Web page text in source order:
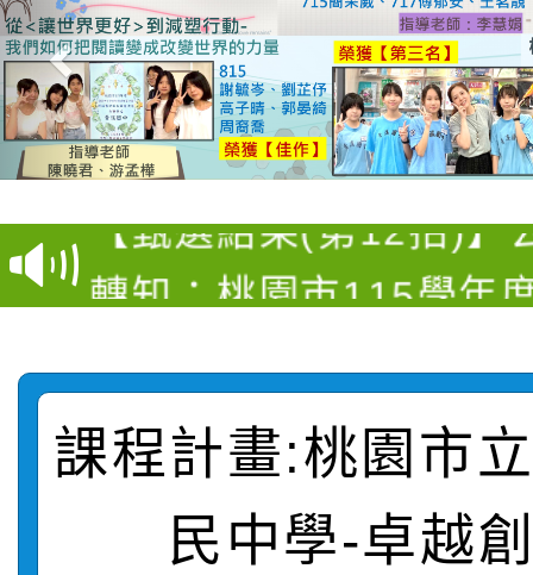
【甄選結果(第4招)】
學年度第1學期第9次代
結果(第4招)
【甄選結果(第12招)】
學年度第1學期第7次代
轉知：桃園市115學年
賽實施要點
比賽實施要點」
轉知：「115年金融知
動辦法」
轉知臺中市政府政風處
城市手牽手，綠能透明
轉知：「115學年度全
課程計畫:桃園市
民中學-卓越